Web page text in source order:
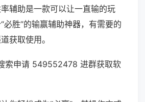
辅助是一款可以让一直输的玩
必胜”的输赢辅助神器，有需要的
获取使用。
索申请 549552478 进群获取软